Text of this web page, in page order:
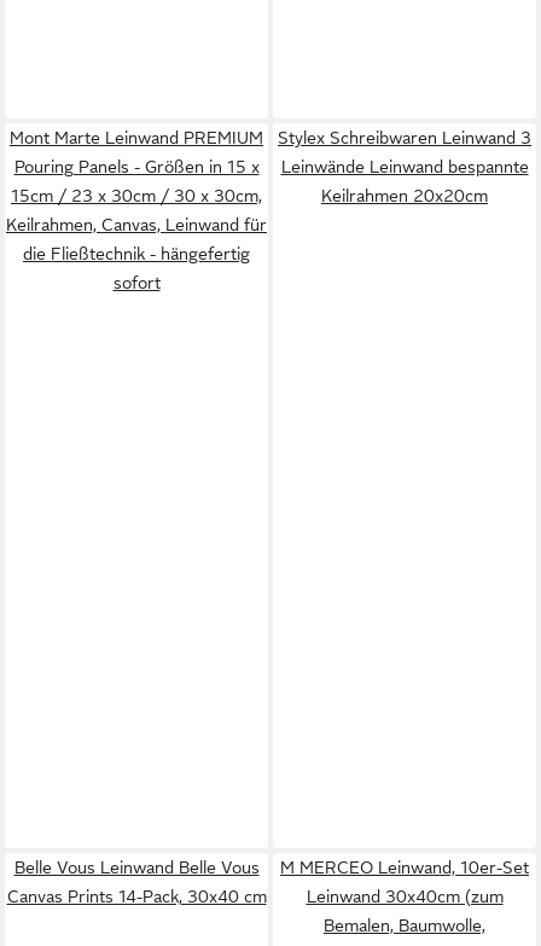
Mont Marte Leinwand PREMIUM
Pouring Panels - Größen in 15 x
15cm / 23 x 30cm / 30 x 30cm,
Keilrahmen, Canvas, Leinwand für
die Fließtechnik - hängefertig
sofort
Stylex Schreibwaren Leinwand 3
Leinwände Leinwand bespannte
Keilrahmen 20x20cm
Belle Vous Leinwand Belle Vous
Canvas Prints 14-Pack, 30x40 cm
M MERCEO Leinwand, 10er-Set
Leinwand 30x40cm (zum
Bemalen, Baumwolle,